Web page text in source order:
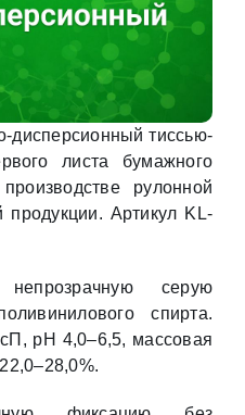
дисперсионный тиссью-
листа бумажного
рулонной
продукции. Артикул KL-
серую
спирта.
pH 4,0–6,5, массовая